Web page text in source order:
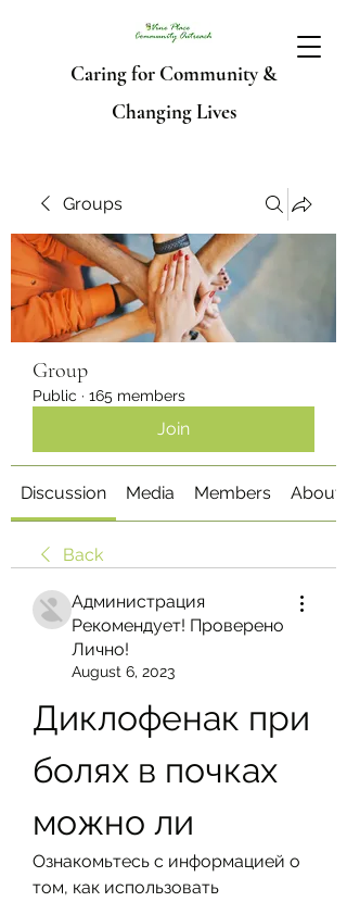
Caring for Community &
Changing Lives
Groups
Group
Public · 165 members
Join
Discussion Media Members About
Back
Администрация
Рекомендует! Проверено
Лично!
August 6, 2023
Диклофенак при
болях в почках
можно ли
Ознакомьтесь с информацией о
том, как использовать